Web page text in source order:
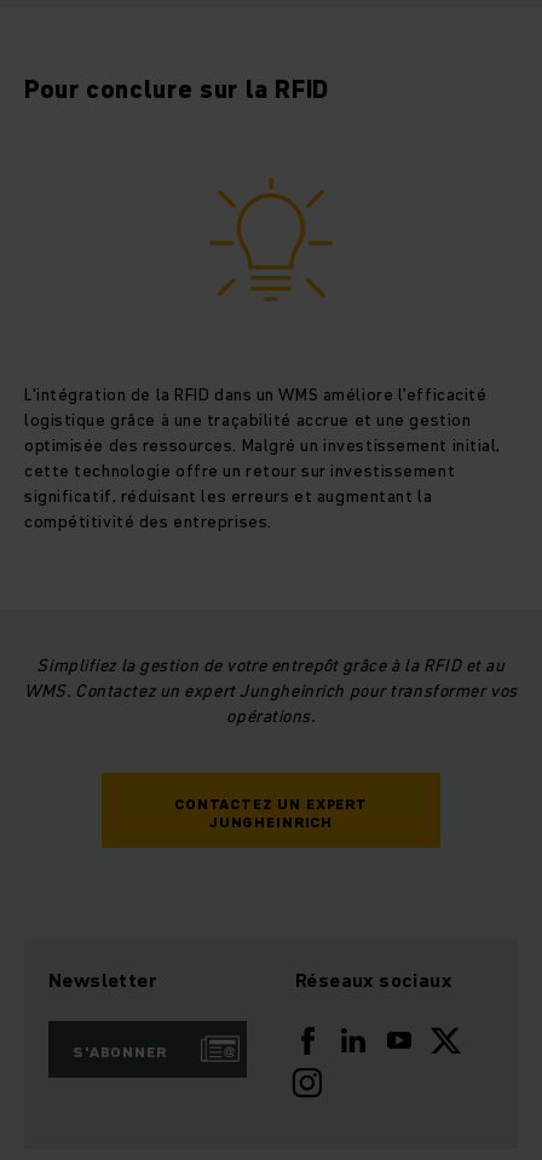
Pour conclure sur la RFID
L'intégration de la RFID dans un WMS améliore l'efficacité
logistique grâce à une traçabilité accrue et une gestion
optimisée des ressources. Malgré un investissement initial,
cette technologie offre un retour sur investissement
significatif, réduisant les erreurs et augmentant la
compétitivité des entreprises.
Simplifiez la gestion de votre entrepôt grâce à la RFID et au
WMS. Contactez un expert Jungheinrich pour transformer vos
opérations.
CONTACTEZ UN EXPERT
JUNGHEINRICH
Newsletter
S'ABONNER
Réseaux sociaux